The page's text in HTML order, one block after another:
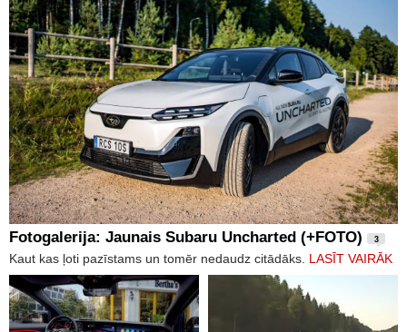
Fotogalerija: Jaunais Subaru Uncharted (+FOTO) 3
Kaut kas ļoti pazīstams un tomēr nedaudz citādāks. LASĪT VAIRĀK